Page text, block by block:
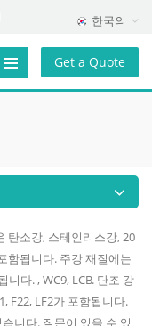
한국의
Get a Quote
탄소강, 스테인리스강, 20
함됩니다. 주강 재질에는
니다. , WC9, LCB. 단조 강
F22, LF2가 포함됩니다.
니다. 질문이 있을 수 있